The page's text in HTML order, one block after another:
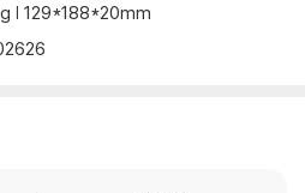
| 129*188*20mm